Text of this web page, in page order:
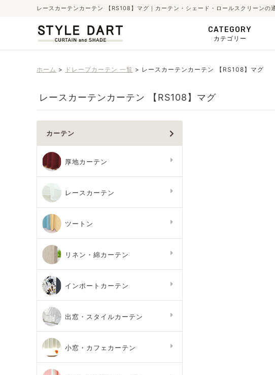
レースカーテンカーテン 【RS108】マグ｜カーテン・シェード・ロールスクリーンの
CATEGORY
カテゴリー
ホーム ドレープカーテン 一覧 レースカーテンカーテン 【RS108】マグ
レースカーテンカーテン 【RS108】マグ
カーテン
厚地カーテン
レースカーテン
ツートン
リネン・綿カーテン
インポートカーテン
出窓・スタイルカーテン
小窓・カフェカーテン